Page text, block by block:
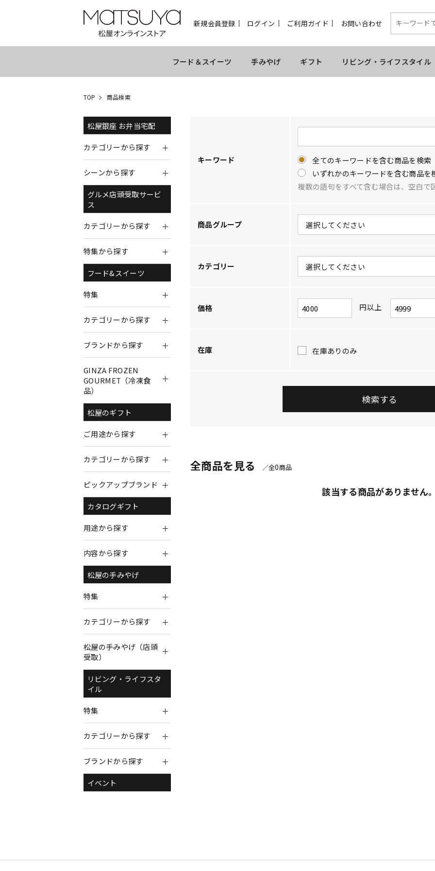
新規会員登録 ログイン ご利用ガイド お問い合わせ
フード＆スイーツ 手みやげ ギフト リビング・ライフスタイル
TOP 商品検索
松屋銀座 お弁当宅配
カテゴリーから探す
シーンから探す
グルメ店頭受取サービ
ス
カテゴリーから探す
特集から探す
フード&スイーツ
特集
カテゴリーから探す
ブランドから探す
GINZA FROZEN
GOURMET（冷凍食
品）
松屋のギフト
ご用途から探す
カテゴリーから探す
ピックアップブランド
カタログギフト
用途から探す
内容から探す
松屋の手みやげ
特集
カテゴリーから探す
松屋の手みやげ（店頭
受取）
リビング・ライフスタ
イル
特集
カテゴリーから探す
ブランドから探す
イベント
キーワード
全てのキーワードを含む商品を検索
いずれかのキーワードを含む商品を
複数の語句をすべて含む場合は、空白で
商品グループ
カテゴリー
価格 円以上
在庫 在庫ありのみ
全商品を見る ／全0商品
該当する商品がありません